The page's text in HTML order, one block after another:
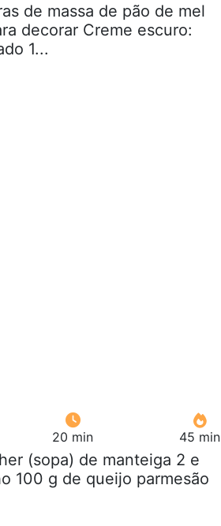
de massa de pão de mel
decorar Creme escuro:
1...
20 min 45 min
(sopa) de manteiga 2 e
100 g de queijo parmesão